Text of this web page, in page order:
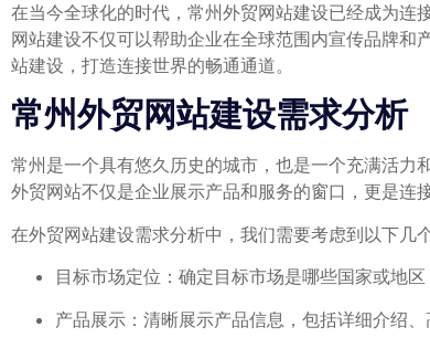
在当今全球化的时代，常州外贸网站建设已经成为连
网站建设不仅可以帮助企业在全球范围内宣传品牌
站建设，打造连接世界的畅通通道。
常州外贸网站建设需求分析
常州是一个具有悠久历史的城市，也是一个充满活力
外贸网站不仅是企业展示产品和服务的窗口，更是连
在外贸网站建设需求分析中，我们需要考虑到以下几
目标市场定位：确定目标市场是哪些国家或地
产品展示：清晰展示产品信息，包括详细介绍、